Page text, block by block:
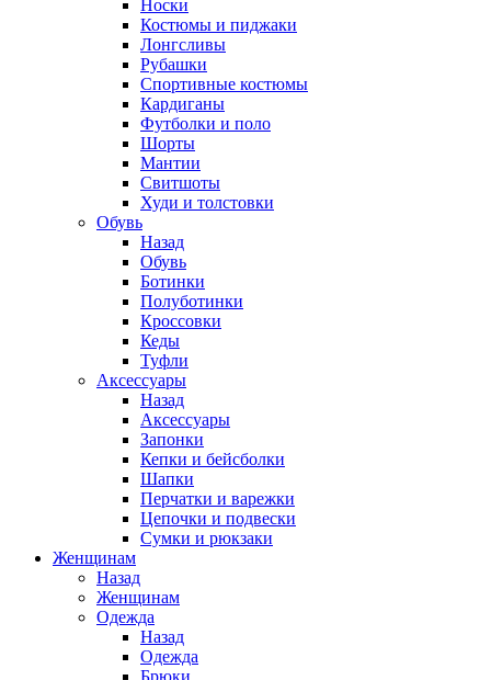
Носки
Костюмы и пиджаки
Лонгсливы
Рубашки
Спортивные костюмы
Кардиганы
Футболки и поло
Шорты
Мантии
Свитшоты
Худи и толстовки
Обувь
Назад
Обувь
Ботинки
Полуботинки
Кроссовки
Кеды
Туфли
Аксессуары
Назад
Аксессуары
Запонки
Кепки и бейсболки
Шапки
Перчатки и варежки
Цепочки и подвески
Сумки и рюкзаки
Женщинам
Назад
Женщинам
Одежда
Назад
Одежда
Брюки